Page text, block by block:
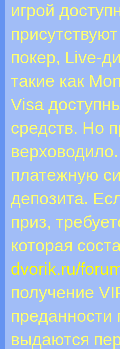
игрой
покер, Live-
такие как
Visa
средств. Но
платежную
депозита.
приз,
которая
dvorik.ru/
получение
преданности
выдаются